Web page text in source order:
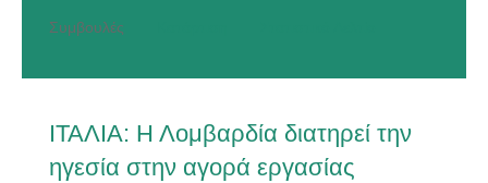
Συμβουλές
ΙΤΑΛΙΑ: Η Λομβαρδία διατηρεί την
ηγεσία στην αγορά εργασίας